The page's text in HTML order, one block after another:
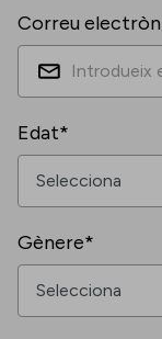
Correu
Edat*
Gènere*